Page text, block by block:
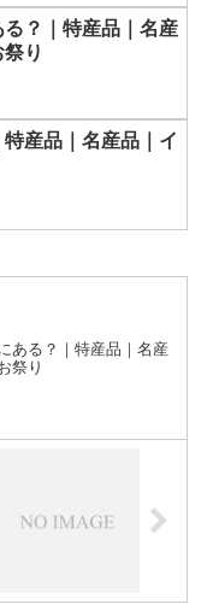
？｜特産品｜名産
り
産品｜名産品｜イ
ある？｜特産品｜名産
祭り